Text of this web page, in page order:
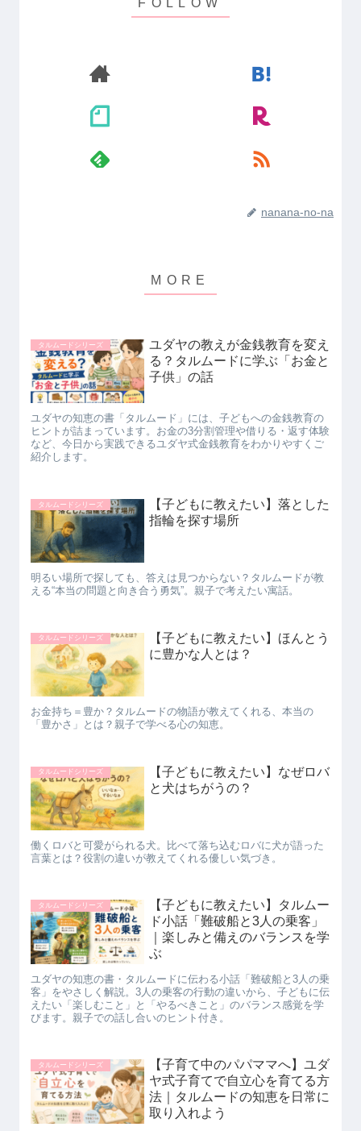
nanana-no-na
タルムードシリーズ
ユダヤの教えが金銭教育を変え
る？タルムードに学ぶ「お金と
子供」の話
ユダヤの知恵の書「タルムード」には、子どもへの金銭教育の
ヒントが詰まっています。お金の3分割管理や借りる・返す体験
など、今日から実践できるユダヤ式金銭教育をわかりやすくご
紹介します。
タルムードシリーズ
【子どもに教えたい】落とした
指輪を探す場所
明るい場所で探しても、答えは見つからない？タルムードが教
える“本当の問題と向き合う勇気”。親子で考えたい寓話。
タルムードシリーズ
【子どもに教えたい】ほんとう
に豊かな人とは？
お金持ち＝豊か？タルムードの物語が教えてくれる、本当の
「豊かさ」とは？親子で学べる心の知恵。
タルムードシリーズ
【子どもに教えたい】なぜロバ
と犬はちがうの？
働くロバと可愛がられる犬。比べて落ち込むロバに犬が語った
言葉とは？役割の違いが教えてくれる優しい気づき。
タルムードシリーズ
【子どもに教えたい】タルムー
ド小話「難破船と3人の乗客」
｜楽しみと備えのバランスを学
ぶ
ユダヤの知恵の書・タルムードに伝わる小話「難破船と3人の乗
客」をやさしく解説。3人の乗客の行動の違いから、子どもに伝
えたい「楽しむこと」と「やるべきこと」のバランス感覚を学
びます。親子での話し合いのヒント付き。
タルムードシリーズ
【子育て中のパパママへ】ユダ
ヤ式子育てで自立心を育てる方
法｜タルムードの知恵を日常に
取り入れよう